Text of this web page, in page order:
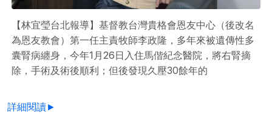
【林宜瑩台北報導】基督教台灣貴格會恩友中心（後改名
為恩友教會）第一任主責牧師李政隆，多年來被遺傳性多
囊腎病纏身，今年1月26日入住馬偕紀念醫院，將右腎摘
除，手術及術後順利；但後發現久壓30餘年的
詳細閱讀►